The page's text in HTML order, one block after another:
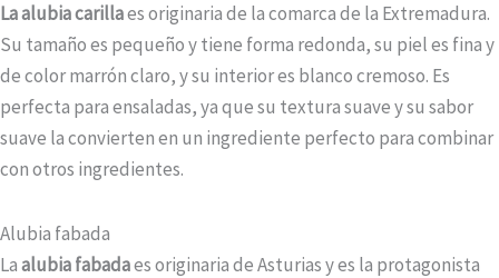
La alubia carillaes originaria de la comarca de la Extremadura.
Su tamaño es pequeño y tiene forma redonda, su piel es fina y
de color marrón claro, y su interior es blanco cremoso. Es
perfecta para ensaladas, ya que su textura suave y su sabor
suave la convierten en un ingrediente perfecto para combinar
con otros ingredientes.
Alubia fabada
Laalubia fabadaes originaria de Asturias y es la protagonista